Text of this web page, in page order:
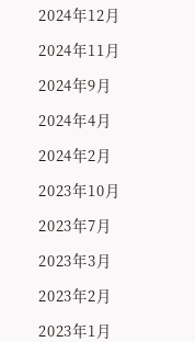
2024年12月
2024年11月
2024年9月
2024年4月
2024年2月
2023年10月
2023年7月
2023年3月
2023年2月
2023年1月